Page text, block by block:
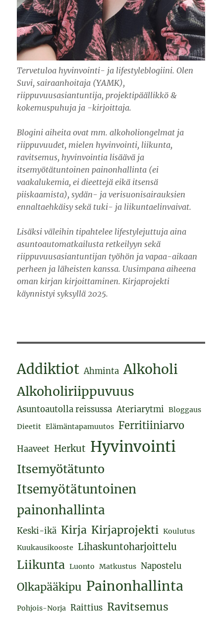
Tervetuloa hyvinvointi- ja lifestyleblogiini. Olen
Suvi, sairaanhoitaja (YAMK),
riippuvuusasiantuntija, projektipäällikkö &
kokemuspuhuja ja -kirjoittaja.
Blogini aiheita ovat mm. alkoholiongelmat ja
riippuvuudet, mielen hyvinvointi, liikunta,
ravitsemus, hyvinvointia lisäävä ja
itsemyötätuntoinen painonhallinta (ei
vaakalukemia, ei dieettejä eikä itsensä
piiskaamista), sydän- ja verisuonisairauksien
ennaltaehkäisy sekä tuki- ja liikuntaelinvaivat.
Lisäksi väleihin tipahtelee lifestylejuttuja aina
asuntoautomatkailusta retkeilyyn sekä
riippuvuusasiantuntijan työhön ja vapaa-aikaan
perheen ja läheisten kanssa. Uusimpana aiheena
oman kirjan kirjoittaminen. Kirjaprojekti
käynnistyi syksyllä 2025.
Addiktiot Ahminta Alkoholi
Alkoholiriippuvuus
Asuntoautolla reissussa Ateriarytmi Bloggaus
Dieetit Elämäntapamuutos Ferritiiniarvo
Haaveet Herkut Hyvinvointi
Itsemyötätunto
Itsemyötätuntoinen
painonhallinta
Keski-ikä Kirja Kirjaprojekti Koulutus
Kuukausikooste
Lihaskuntoharjoittelu
Liikunta Luonto Matkustus Napostelu
Olkapääkipu Painonhallinta
Pohjois-Norja Raittius Ravitsemus